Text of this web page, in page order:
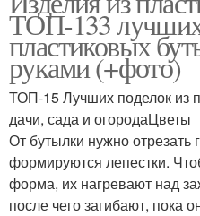
ТОП-133 лучших
пластиковых
руками (+фото)
ТОП-15 Лучших поделок из
дачи, сада и огородаЦветы
От бутылки нужно отрезать
формируются лепестки.
форма, их нагревают над
после чего загибают, пока